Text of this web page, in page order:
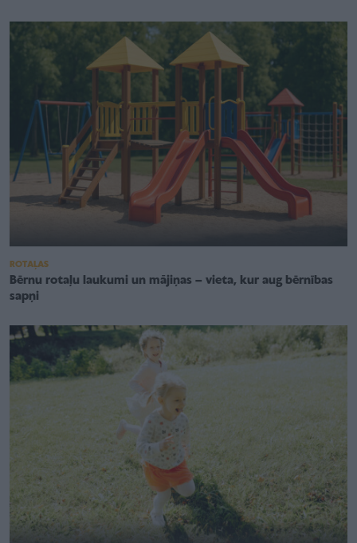
ROTAĻAS
Bērnu rotaļu laukumi un mājiņas – vieta, kur aug bērnības
sapņi